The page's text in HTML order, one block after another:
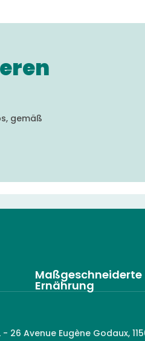
gemäß
Maßgeschneiderte
Ernährung
- 26 Avenue Eugène Godaux,